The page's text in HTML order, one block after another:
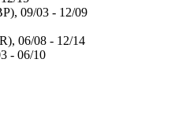
09/03 - 12/09
06/08 - 12/14
- 06/10